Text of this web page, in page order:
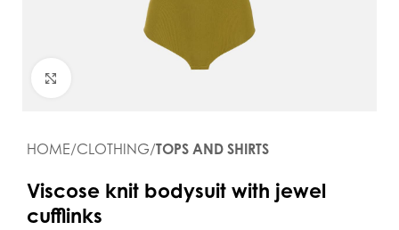
HOME CLOTHING TOPS AND SHIRTS
Viscose knit bodysuit with jewel
cufflinks